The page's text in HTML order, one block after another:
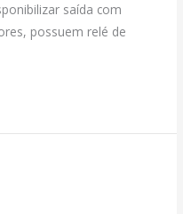
saída com
possuem relé de